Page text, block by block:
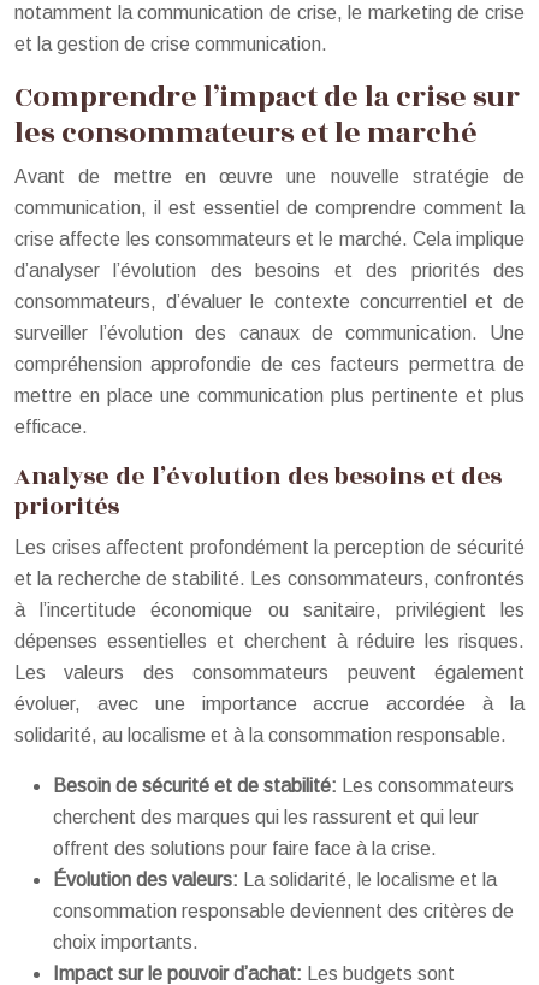
notamment la communication de crise, le marketing de crise
et la gestion de crise communication.
Comprendre l’impact de la crise sur
les consommateurs et le marché
Avant de mettre en œuvre une nouvelle stratégie de
communication, il est essentiel de comprendre comment la
crise affecte les consommateurs et le marché. Cela implique
d’analyser l’évolution des besoins et des priorités des
consommateurs, d’évaluer le contexte concurrentiel et de
surveiller l’évolution des canaux de communication. Une
compréhension approfondie de ces facteurs permettra de
mettre en place une communication plus pertinente et plus
efficace.
Analyse de l’évolution des besoins et des
priorités
Les crises affectent profondément la perception de sécurité
et la recherche de stabilité. Les consommateurs, confrontés
à l’incertitude économique ou sanitaire, privilégient les
dépenses essentielles et cherchent à réduire les risques.
Les valeurs des consommateurs peuvent également
évoluer, avec une importance accrue accordée à la
solidarité, au localisme et à la consommation responsable.
Besoin de sécurité et de stabilité:
Les consommateurs
cherchent des marques qui les rassurent et qui leur
offrent des solutions pour faire face à la crise.
Évolution des valeurs:
La solidarité, le localisme et la
consommation responsable deviennent des critères de
choix importants.
Impact sur le pouvoir d’achat:
Les budgets sont